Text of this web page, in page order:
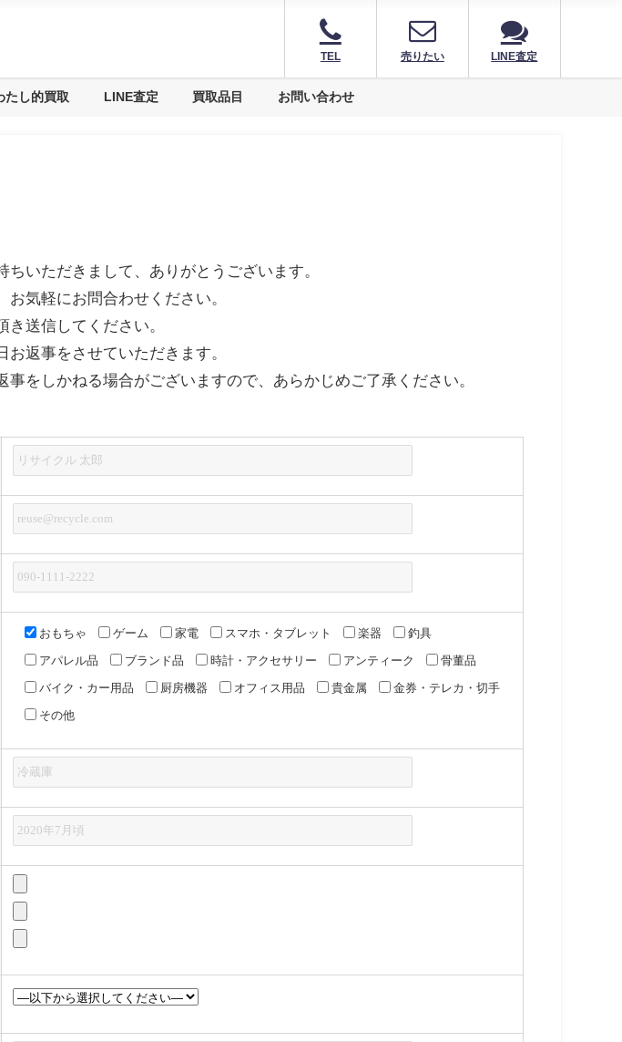
TEL 売りたい LINE査定
たし的買取 LINE査定 買取品目 お問い合わせ
いただきまして、ありがとうございます。
お気軽にお問合わせください。
送信してください。
返事をさせていただきます。
事をしかねる場合がございますので、あらかじめご了承ください。
おもちゃ ゲーム 家電 スマホ・タブレット 楽器 釣具
アパレル品 ブランド品 時計・アクセサリー アンティーク 骨董品
バイク・カー用品 厨房機器 オフィス用品 貴金属 金券・テレカ・切手
その他